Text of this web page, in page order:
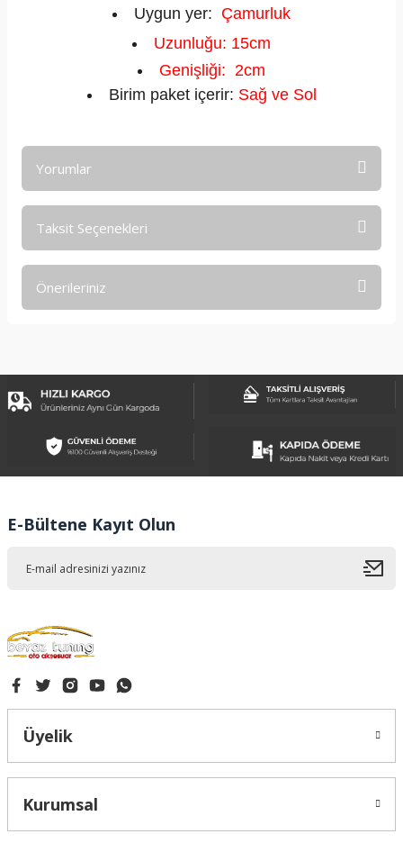
Uygun yer: Çamurluk
Uzunluğu: 15cm
Genişliği: 2cm
Birim paket içerir: Sağ ve Sol
Yorumlar
Taksit Seçenekleri
Önerileriniz
Görüş ve önerileriniz için teşekkür ederiz.
Ürün açıklamasında eksik bilgiler bulunuyor.
Ürün bilgilerinde hatalar bulunuyor.
Bu ürüne benzer farklı alternatifler olmalı.
E-Bültene Kayıt Olun
Üyelik
Kurumsal